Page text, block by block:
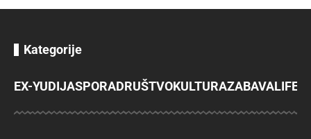
Kategorije
EX-YUDIJASPORADRUŠTVOKULTURAZABAVA